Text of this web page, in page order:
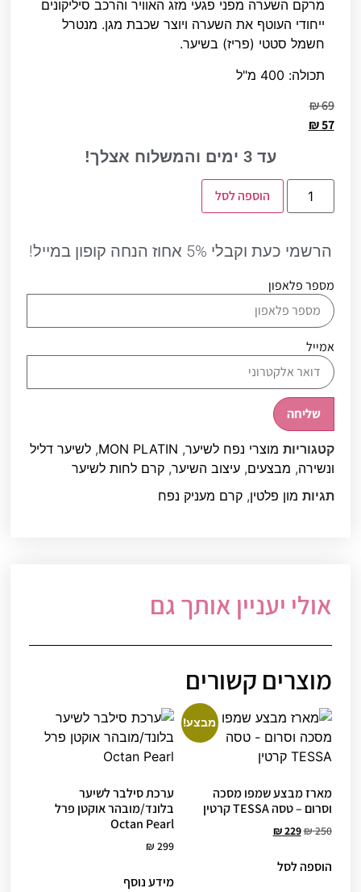
מרקם השערה מפני פגעי מזג האוויר והרכב סיליקונים
ייחודי העוטף את השערה ויוצר שכבת מגן. מנטרל
חשמל סטטי (פריז) בשיער.
תכולה: 400 מ"ל
₪69
המחיר
₪ 69.
₪57
הוא:
עד 3 ימים והמשלוח אצלך!
כמות
קרם
“טוטאל
ווליום”
שחור
400
מ”ל
מון
MON
PLATIN
הוספה לסל
הרשמי כעת וקבלי 5% אחוז הנחה קופון במייל!
מספר פלאפון
אמייל
שליחה
קטגוריות מוצרי נפח לשיער,
MON PLATIN
, לשיער דליל
ונשירה, מבצעים, עיצוב השיער, קרם לחות לשיער
תגיות מון פלטין, קרם מעניק נפח
אולי יעניין אותך גם
מוצרים קשורים
מבצע!
מארז מבצע שמפו מסכה
וסרום – טסה TESSA קרטין
₪250
המחיר
היה:
₪229 המחיר
הוא: הוספה לסל
ערכת סילבר לשיער
בלונד/מובהר אוקטן פרל
Octan Pearl
₪299
מידע נוסף